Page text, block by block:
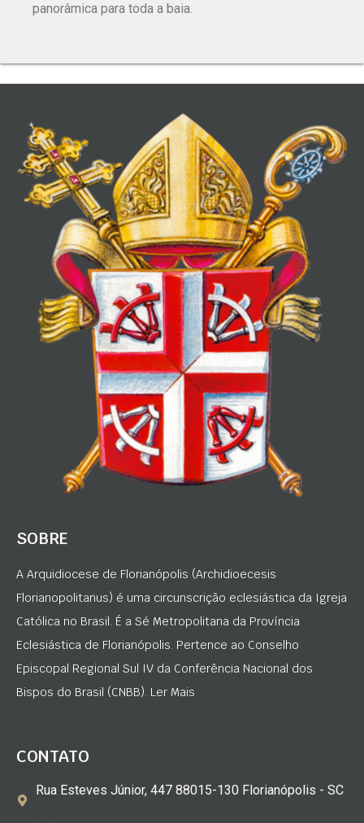
panorâmica para toda a baia.
SOBRE
A Arquidiocese de Florianópolis (Archidioecesis
Florianopolitanus) é uma circunscrição eclesiástica da Igreja
Católica no Brasil. É a Sé Metropolitana da Província
Eclesiástica de Florianópolis. Pertence ao Conselho
Episcopal Regional Sul IV da Conferência Nacional dos
Bispos do Brasil (CNBB). Ler Mais
CONTATO
Rua Esteves Júnior, 447 88015-130 Florianópolis - SC